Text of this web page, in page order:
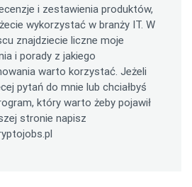
i zestawienia produktów,
wykorzystać w branży IT. W
znajdziecie liczne moje
i porady z jakiego
warto korzystać. Jeżeli
pytań do mnie lub chciałbyś
który warto żeby pojawił
stronie napisz